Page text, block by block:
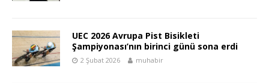
UEC 2026 Avrupa Pist Bisikleti
Şampiyonası’nın birinci günü sona erdi
2 Şubat 2026 muhabir